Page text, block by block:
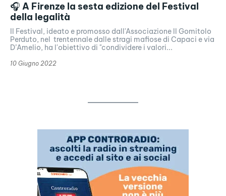
🎧 A Firenze la sesta edizione del Festival
della legalità
Il Festival, ideato e promosso dall'Associazione Il Gomitolo
Perduto, nel trentennale dalle stragi mafiose di Capaci e via
D’Amelio, ha l'obiettivo di "condividere i valori...
10 Giugno 2022